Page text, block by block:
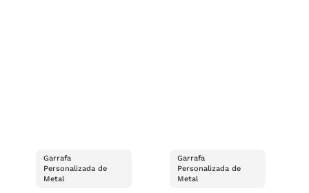
Garrafa
Personalizada de
Metal
Garrafa
Personalizada de
Metal